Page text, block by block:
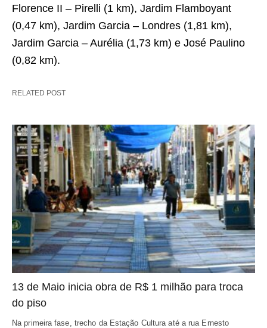
Florence II – Pirelli (1 km), Jardim Flamboyant
(0,47 km), Jardim Garcia – Londres (1,81 km),
Jardim Garcia – Aurélia (1,73 km) e José Paulino
(0,82 km).
RELATED POST
13 de Maio inicia obra de R$ 1 milhão para troca
do piso
Na primeira fase, trecho da Estação Cultura até a rua Ernesto